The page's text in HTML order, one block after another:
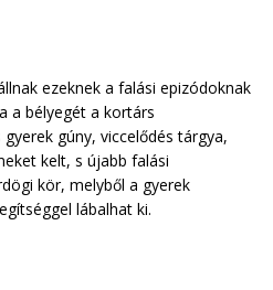
ezeknek a falási epizódoknak
a bélyegét a kortárs
gúny, viccelődés tárgya,
kelt, s újabb falási
kör, melyből a gyerek
lábalhat ki.